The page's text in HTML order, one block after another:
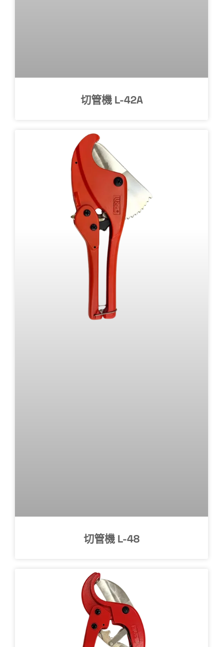
切管機 L-42A
切管機 L-48